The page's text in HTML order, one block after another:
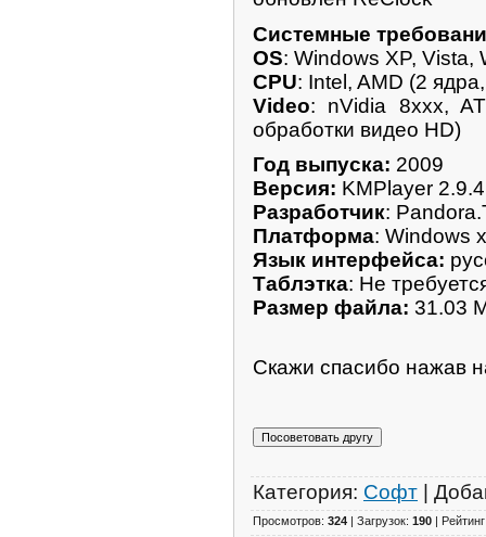
Системные
OS: Windows XP, Vista,
CPU: Intel, AMD (2
Video: nVidia 8xxx,
обработки видео HD)
Год выпуска: 2009
Версия: KMPlayer
Разработчик:
Платформа: Windows
Язык интерфейса:
Таблэтка: Не
Размер файла: 31.03
Скажи спасибо нажав
Категория: Софт |
Просмотров: 324 | Загрузок: 190 |